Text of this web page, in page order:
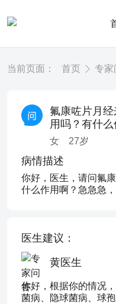
当前页面： 首页 专家
氟康咗片月
用吗？有什么
女 27岁
病情描述
你好，医生，请问氟
什么作用啊？急急急
医生建议：
黄医生
你好，根据你的情况
菌病、隐球菌病、球